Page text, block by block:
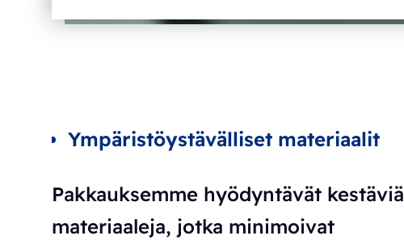
Ympäristöystävälliset materiaalit
Pakkauksemme hyödyntävät kestäviä
materiaaleja, jotka minimoivat